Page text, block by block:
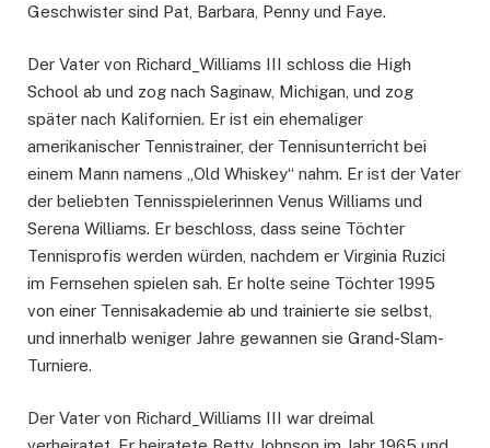
Geschwister sind Pat, Barbara, Penny und Faye.
Der Vater von Richard_Williams III schloss die High
School ab und zog nach Saginaw, Michigan, und zog
später nach Kalifornien. Er ist ein ehemaliger
amerikanischer Tennistrainer, der Tennisunterricht bei
einem Mann namens „Old Whiskey“ nahm. Er ist der Vater
der beliebten Tennisspielerinnen Venus Williams und
Serena Williams. Er beschloss, dass seine Töchter
Tennisprofis werden würden, nachdem er Virginia Ruzici
im Fernsehen spielen sah. Er holte seine Töchter 1995
von einer Tennisakademie ab und trainierte sie selbst,
und innerhalb weniger Jahre gewannen sie Grand-Slam-
Turniere.
Der Vater von Richard_Williams III war dreimal